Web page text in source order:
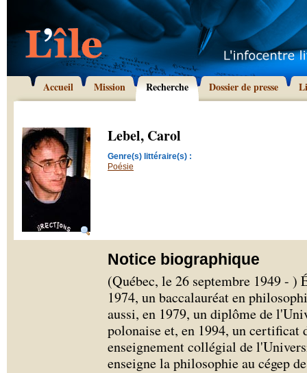
Accueil Mission Recherche Dossier de presse
Lebel, Carol
Genre(s) littéraire(s) :
Poésie
Notice biographique
(Québec, le 26 septembre 1949 -
1974, un baccalauréat en
aussi, en 1979, un diplôme de
polonaise et, en 1994, un certificat
enseignement collégial de
enseigne la philosophie au cégep